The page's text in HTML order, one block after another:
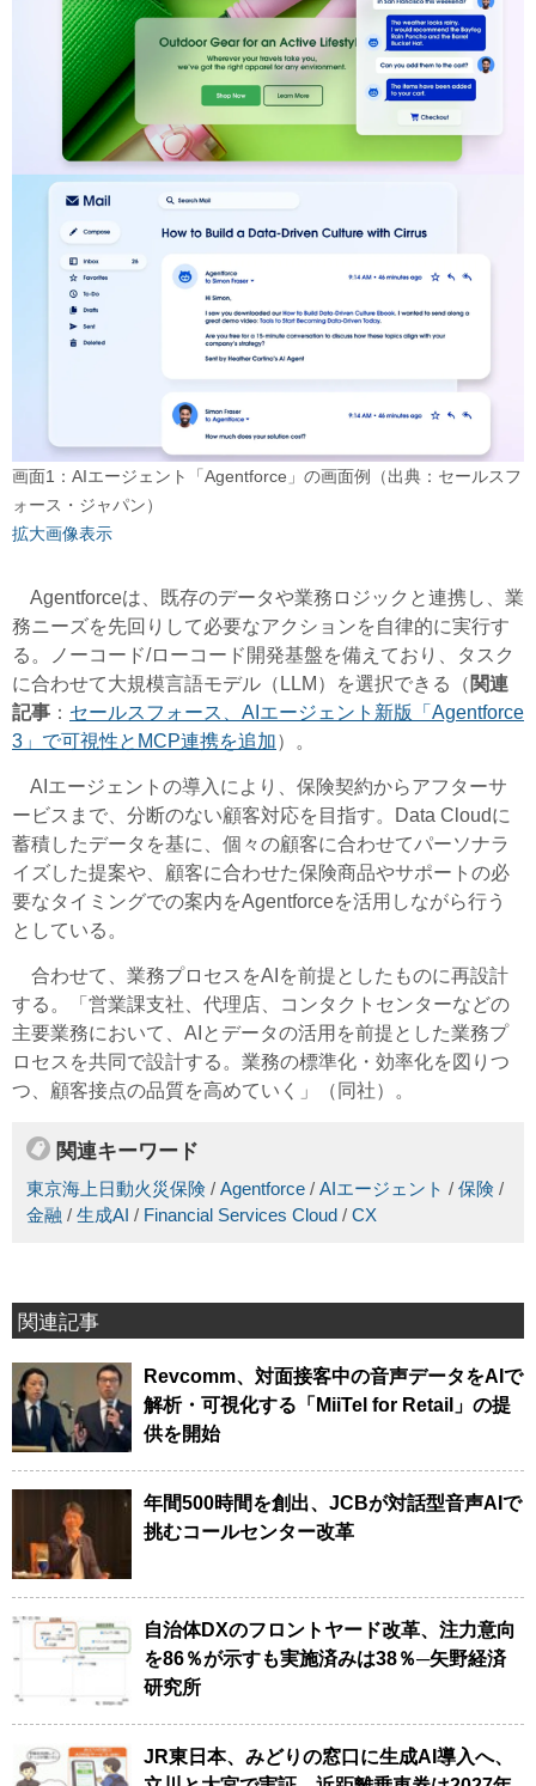
画面1：AIエージェント「Agentforce」の画面例（出典：セールスフ
ォース・ジャパン）
拡大画像表示
Agentforceは、既存のデータや業務ロジックと連携し、業
務ニーズを先回りして必要なアクションを自律的に実行す
る。ノーコード/ローコード開発基盤を備えており、タスク
に合わせて大規模言語モデル（LLM）を選択できる（ 関連
記事 ： セールスフォース、AIエージェント新版「Agentforce
3」で可視性とMCP連携を追加）。
AIエージェントの導入により、保険契約からアフターサ
ービスまで、分断のない顧客対応を目指す。Data Cloudに
蓄積したデータを基に、個々の顧客に合わせてパーソナラ
イズした提案や、顧客に合わせた保険商品やサポートの必
要なタイミングでの案内をAgentforceを活用しながら行う
としている。
合わせて、業務プロセスをAIを前提としたものに再設計
する。「営業課支社、代理店、コンタクトセンターなどの
主要業務において、AIとデータの活用を前提とした業務プ
ロセスを共同で設計する。業務の標準化・効率化を図りつ
つ、顧客接点の品質を高めていく」（同社）。
関連キーワード
東京海上日動火災保険 / Agentforce / AIエージェント / 保険 /
金融 / 生成AI / Financial Services Cloud / CX
関連記事
Revcomm、対面接客中の音声データをAIで
解析・可視化する「MiiTel for Retail」の提
供を開始
年間500時間を創出、JCBが対話型音声AIで
挑むコールセンター改革
自治体DXのフロントヤード改革、注力意向
を86％が示すも実施済みは38％─矢野経済
研究所
JR東日本、みどりの窓口に生成AI導入へ、